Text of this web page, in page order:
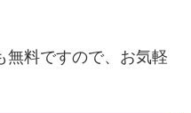
無料ですので、お気軽